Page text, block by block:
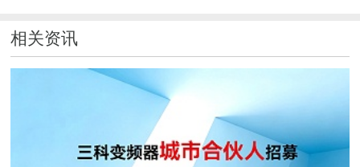
相关资讯